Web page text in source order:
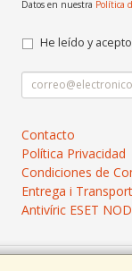
Datos en nuestra Política
He leído y
Contacto
Política Privacidad
Condiciones de
Entrega i Transport
Antivíric ESET